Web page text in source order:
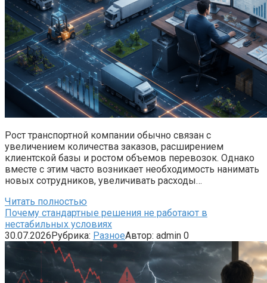
Рост транспортной компании обычно связан с
увеличением количества заказов, расширением
клиентской базы и ростом объемов перевозок. Однако
вместе с этим часто возникает необходимость нанимать
новых сотрудников, увеличивать расходы…
Читать полностью
Почему стандартные решения не работают в
нестабильных условиях
30.07.2026Рубрика: РазноеАвтор: admin 0